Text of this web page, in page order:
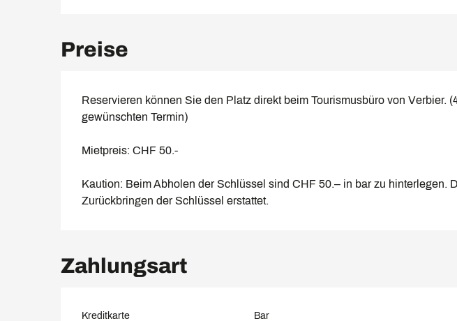
Preise
Reservieren können Sie den Platz direkt beim Tourismusbüro von Verbier.
gewünschten Termin)
Mietpreis: CHF 50.-
Kaution: Beim Abholen der Schlüssel sind CHF 50.– in bar zu hinterlegen.
Zurückbringen der Schlüssel erstattet.
Zahlungsart
Kreditkarte Bar